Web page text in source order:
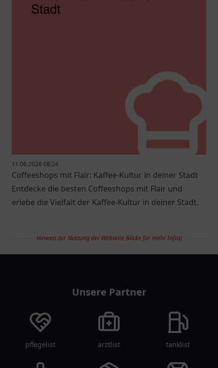
11.06.2026 08:24
Coffeeshops mit Flair: Kaffee-Kultur in deiner Stadt
Entdecke die besten Coffeeshops mit Flair und
erlebe die Vielfalt der Kaffee-Kultur in deiner Stadt.
Hinweis zur Nutzung der Webseite (klicke für mehr Infos)
Unsere Partner
pflegelist arztlist tanklist